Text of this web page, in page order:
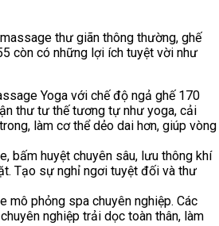
thư giãn thông thường, ghế
còn có những lợi ích tuyệt vời như
Yoga với chế độ ngả ghế 170
thư tư thế tương tự như yoga, cải
làm cơ thể dẻo dai hơn, giúp vòng
bấm huyệt chuyên sâu, lưu thông khí
Tạo sự nghỉ ngơi tuyệt đối và thư
mô phỏng spa chuyên nghiệp. Các
nghiệp trải dọc toàn thân, làm